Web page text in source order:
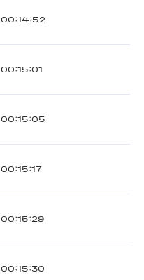
00:14:52
00:15:01
00:15:05
00:15:17
00:15:29
00:15:30